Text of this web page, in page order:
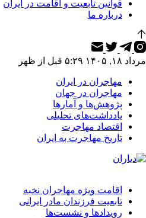
قوانین تابعیت و اقامت در ایران
درباره ما
مرداد ۱۸, ۱۴۰۵ ۵:۲۹ قبل از ظهر
مهاجران در ایران
مهاجران در جهان
پژوهش‌ها و آمارها
یادداشت‌های تحلیلی
اقتصاد مهاجرت
تاریخ مهاجرت به ایران
اقامت ویژه مهاجران نخبه
تابعیت فرزندان مادر ایرانی
رویدادها و نشست‌ها